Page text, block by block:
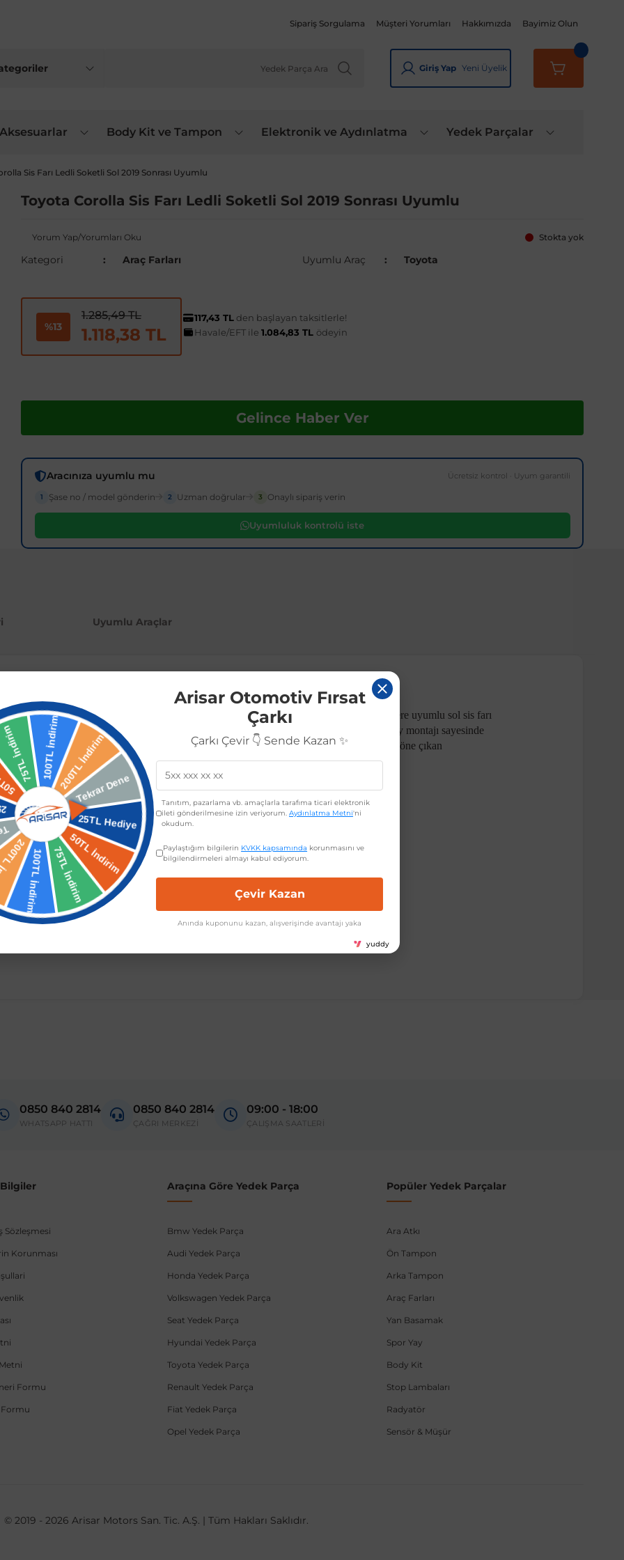
Sipariş Sorgulama Müşteri Yorumları Hakkımızda Bayimiz Olun
Giriş Yap Yeni Üyelik
Aksesuarlar Body Kit ve Tampon Elektronik ve Aydınlatma Yedek Parçalar
Sis Farı Ledli Soketli Sol 2019 Sonrası Uyumlu
Toyota Corolla Sis Farı Ledli Soketli Sol 2019 Sonrası Uyumlu
Yorum Yap/Yorumları Oku Stokta yok
Kategori Araç Farları Uyumlu Araç Toyota
%13
1.285,49 TL
1.118,38 TL
117,43 TL den başlayan taksitlerle!
Havale/EFT ile 1.084,83 TL ödeyin
Gelince Haber Ver
Aracınıza uyumlu mu Ücretsiz kontrol · Uyum garantili
1 Şase no / model gönderin 2 Uzman doğrular 3 Onaylı sipariş verin
Uyumluluk kontrolü iste
Uyumlu Araçlar
kavuşturmak ister misiniz? İşte size özel olarak tasarlanmış, 2019 sonrası modellere uyumlu sol sis farı
bu ürün, aracınızın ön kısmını aydınlatırken aynı zamanda şık bir görünüm sunar. Kolay montajı sayesinde
takabilirsiniz. Toyota Corolla için özel olarak tasarlanmış olan bu sis farı ledi, aracınızın öne çıkan
Toyota Corolla
ve kasa tipleri kullanabilmektedir. Sipariş vermeden önce OEM numarası veya şasi numarası ile uyumluluğu kontrol
0850 840 2814
WHATSAPP HATTI
0850 840 2814
ÇAĞRI MERKEZİ
09:00 - 18:00
ÇALIŞMA SAATLERİ
Sözleşmesi
Korunması
Formu
Formu
Araçına Göre Yedek Parça
Bmw Yedek Parça
Audi Yedek Parça
Honda Yedek Parça
Volkswagen Yedek Parça
Seat Yedek Parça
Hyundai Yedek Parça
Toyota Yedek Parça
Renault Yedek Parça
Fiat Yedek Parça
Opel Yedek Parça
Popüler Yedek Parçalar
Ara Atkı
Ön Tampon
Arka Tampon
Araç Farları
Yan Basamak
Spor Yay
Body Kit
Stop Lambaları
Radyatör
Sensör & Müşür
© 2019 - 2026 Arisar Motors San. Tic. A.Ş. | Tüm Hakları Saklıdır.
Arisar Otomotiv Fırsat
Çarkı
Çarkı Çevir 👇 Sende Kazan ✨
Tanıtım, pazarlama vb. amaçlarla tarafıma ticari elektronik
ileti gönderilmesine izin veriyorum. Aydınlatma Metni'ni
okudum.
Paylaştığım bilgilerin KVKK kapsamında korunmasını ve
bilgilendirmeleri almayı kabul ediyorum.
Çevir Kazan
Anında kuponunu kazan, alışverişinde avantajı yaka
yuddy